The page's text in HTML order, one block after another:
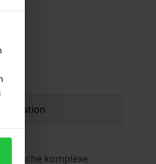
komplexe